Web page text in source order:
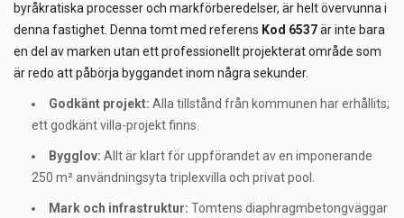
byråkratiska processer och markförberedelser, är helt övervunna i
denna fastighet. Denna tomt med referens Kod 6537är inte bara
en del av marken utan ett professionellt projekterat område som
är redo att påbörja byggandet inom några sekunder.
Godkänt projekt: Alla tillstånd från kommunen har erhållits;
ett godkänt villa-projekt finns.
Bygglov: Allt är klart för uppförandet av en imponerande
250 m² användningsyta triplexvilla och privat pool.
Mark och infrastruktur: Tomtens diaphragmbetongväggar